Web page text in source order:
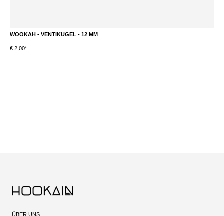
WOOKAH - VENTIKUGEL - 12 MM
€ 2,00*
ÜBER UNS